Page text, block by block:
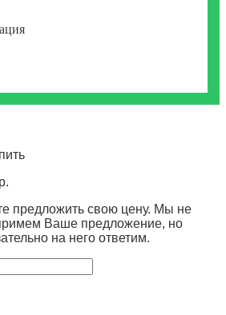
предложить свою цену. Мы не
Ваше предложение, но
на него ответим.